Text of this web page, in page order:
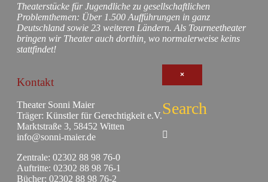
Theaterstücke für Jugendliche zu gesellschaftlichen
Problemthemen: Über 1.500 Aufführungen in ganz
Deutschland sowie 23 weiteren Ländern. Als Tourneetheater
bringen wir Theater auch dorthin, wo normalerweise keins
stattfindet!
Kontakt
Theater Sonni Maier
Träger: Künstler für Gerechtigkeit e.V.
Marktstraße 3, 58452 Witten
info@sonni-maier.de
Zentrale: 02302 88 98 76-0
Auftritte: 02302 88 98 76-1
Bücher: 02302 88 98 76-2
×
Search